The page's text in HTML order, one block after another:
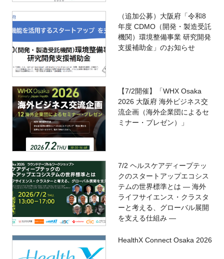
（追加公募）大阪府「令和8
年度 CDMO（開発・製造受託
機関）環境整備事業 研究開発
支援補助金」のお知らせ
【7/2開催】「WHX Osaka
2026 大阪府 海外ビジネス交
流企画（海外企業団によるセ
ミナー・プレゼン）」
7/2 ヘルスケアディープテッ
クのスタートアップエコシス
テムの世界標準とは ― 海外
ライフサイエンス・クラスタ
ーと考える、グローバル展開
を支える仕組み ―
HealthX Connect Osaka 2026